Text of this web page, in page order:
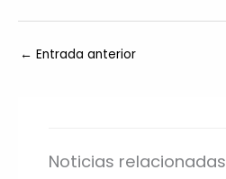
← Entrada anterior
Noticias relacionadas